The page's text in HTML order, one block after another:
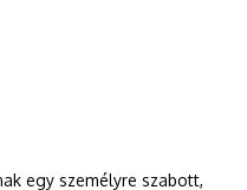
egy személyre szabott,